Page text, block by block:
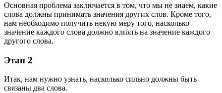
Основная проблема заключается в том, что мы не знаем, какие
слова должны принимать значения других слов. Кроме того,
нам необходимо получить некую меру того, насколько
значение каждого слова должно влиять на значение каждого
другого слова.
Этап 2
Итак, нам нужно узнать, насколько сильно должны быть
связаны два слова.